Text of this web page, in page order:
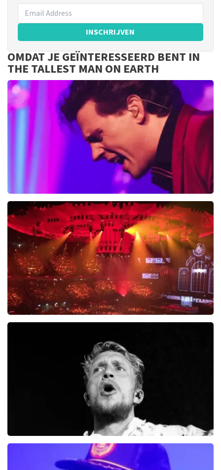
INSCHRIJVEN
OMDAT JE GEÏNTERESSEERD BENT IN
THE TALLEST MAN ON EARTH
Bouke And The Elvis Matters Band
961+reviews
BEKIJKEN
reviews
BEKIJKEN
50reviews